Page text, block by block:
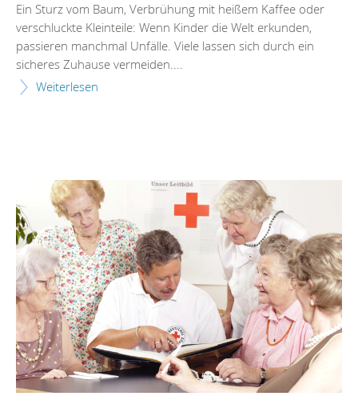
Ein Sturz vom Baum, Verbrühung mit heißem Kaffee oder
verschluckte Kleinteile: Wenn Kinder die Welt erkunden,
passieren manchmal Unfälle. Viele lassen sich durch ein
sicheres Zuhause vermeiden....
Weiterlesen